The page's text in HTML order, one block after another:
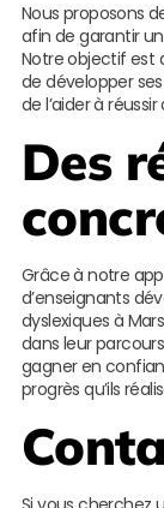
Nous proposons
afin de garantir
Notre objectif est
de développer
de l’aider à
Des
Grâce à notre
d’enseignants
dyslexiques à
dans leur
gagner en
progrès qu’ils